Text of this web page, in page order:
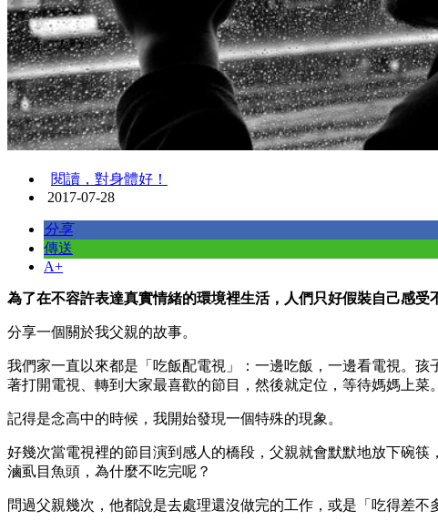
閱讀，對身體好！
2017-07-28
分享
傳送
A+
為了在不容許表達真實情緒的環境裡生活，人們只好假裝自己感
分享一個關於我父親的故事。
我們家一直以來都是「吃飯配電視」：一邊吃飯，一邊看電視。
著打開電視、轉到大家最喜歡的節目，然後就定位，等待媽媽上菜
記得是念高中的時候，我開始發現一個特殊的現象。
好幾次當電視裡的節目演到感人的橋段，父親就會默默地放下碗
滷虱目魚頭，為什麼不吃完呢？
問過父親幾次，他都說是去處理還沒做完的工作，或是「吃得差